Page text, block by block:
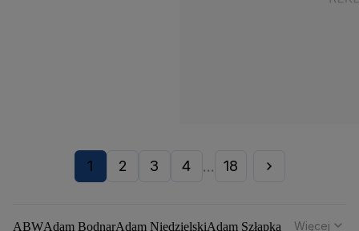
1 2 3 4 ... 18
ABWAdam BodnarAdam NiedzielskiAdam Szłapka
Więcej